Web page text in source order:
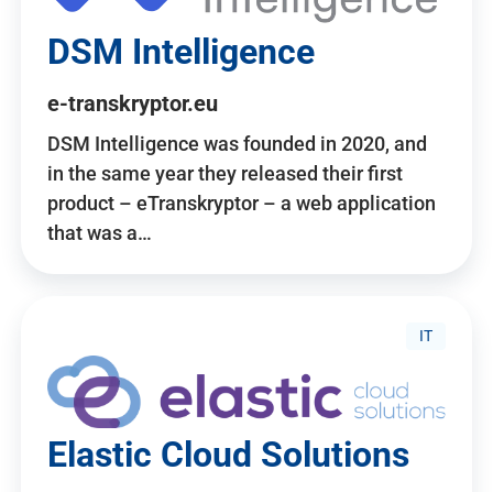
DSM Intelligence
e-transkryptor.eu
DSM Intelligence was founded in 2020, and
in the same year they released their first
product – eTranskryptor – a web application
that was a…
IT
Elastic Cloud Solutions